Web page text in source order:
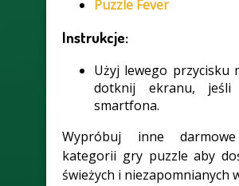
Puzzle Fever
Instrukcje:
Użyj lewego przycisku
dotknij ekranu, jeśli
smartfona.
Wypróbuj inne
kategorii gry puzzle aby
świeżych i niezapomnianych